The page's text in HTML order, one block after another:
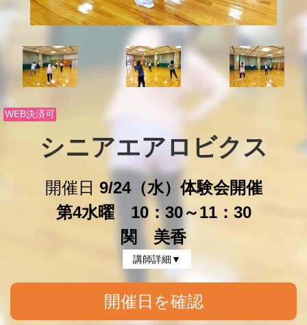
WEB決済可
シニアエアロビクス
開催日 9/24（水）体験会開催
第4水曜 10：30～11：30
関 美香
講師詳細▼
開催日を確認